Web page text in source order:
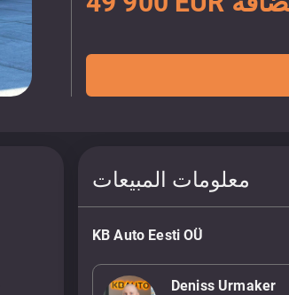
معلومات المبيعات
KB Auto Eesti OÜ
Deniss Urmaker